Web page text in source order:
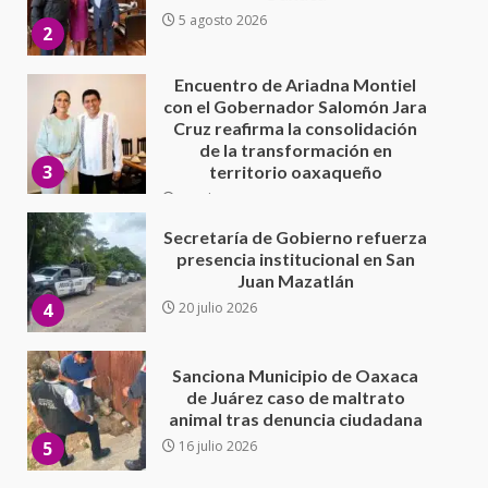
3
Cruz reafirma la consolidación
de la transformación en
30 julio 2026
4
Secretaría de Gobierno refuerza
presencia institucional en San
Juan Mazatlán
20 julio 2026
5
Sanciona Municipio de Oaxaca
de Juárez caso de maltrato
animal tras denuncia ciudadana
6
Detienen a Ernesto Ruffo en Baja
California; FGR lo investiga por
presuntos delitos de
delincuencia organizada y